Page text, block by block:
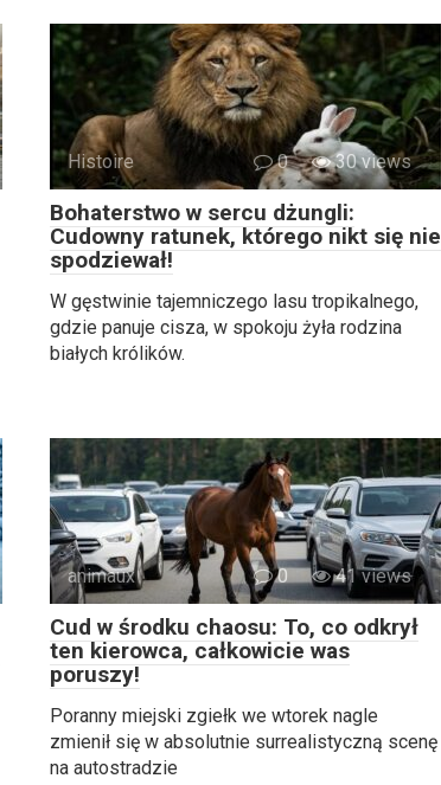
Histoire 0 30 views
Bohaterstwo w sercu dżungli:
Cudowny ratunek, którego nikt się nie
spodziewał!
W gęstwinie tajemniczego lasu tropikalnego,
gdzie panuje cisza, w spokoju żyła rodzina
białych królików.
animaux 0 41 views
Cud w środku chaosu: To, co odkrył
ten kierowca, całkowicie was
poruszy!
Poranny miejski zgiełk we wtorek nagle
zmienił się w absolutnie surrealistyczną scenę
na autostradzie